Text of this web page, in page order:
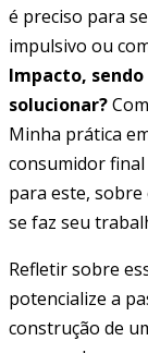
é preciso para
impulsivo ou
Impacto,
solucionar?
Minha prática
consumidor
para este, sobre
se faz seu
Refletir sobre
potencialize a
construção de